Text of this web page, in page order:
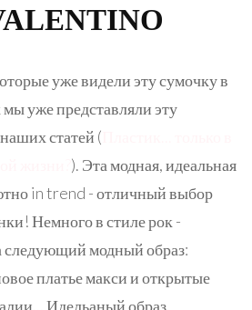
уже видели эту сумочку в
уже представляли эту
статей (
). Эта модная, идеальная
in trend - отличный выбор
Немного в стиле рок -
следующий модный образ:
платье макси и открытые
Идельаный образ,